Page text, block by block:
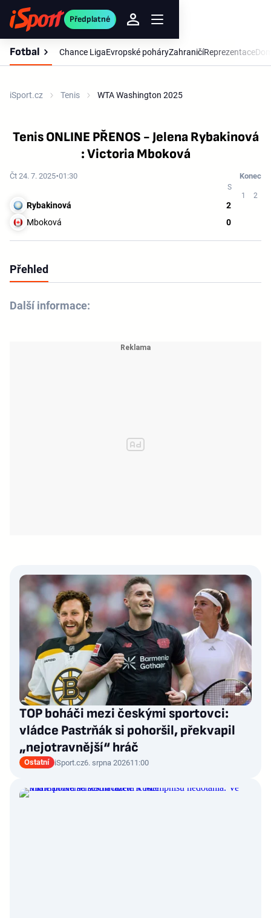
Předplatné
Fotbal Chance LigaEvropské poháryZahraničíReprezentace
iSport.cz Tenis WTA Washington 2025
Tenis ONLINE PŘENOS - Jelena Rybakinová
: Victoria Mboková
Čt 24. 7. 2025 01:30 Konec
Rybakinová
2
Mboková
0
Přehled
Další informace:
TOP boháči mezi českými sportovci:
vládce Pastrňák si pohoršil, překvapil
„nejotravnější“ hráč
Ostatní iSport.cz6. srpna 202611:00